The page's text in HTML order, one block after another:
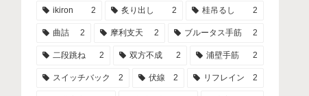
ikiron 2 炙り出し 2 桂吊るし 2
曲詰 2 摩利支天 2 ブルータス手筋 2
二段跳ね 2 双方不成 2 浦壁手筋 2
スイッチバック 2 伏線 2 リフレイン 2